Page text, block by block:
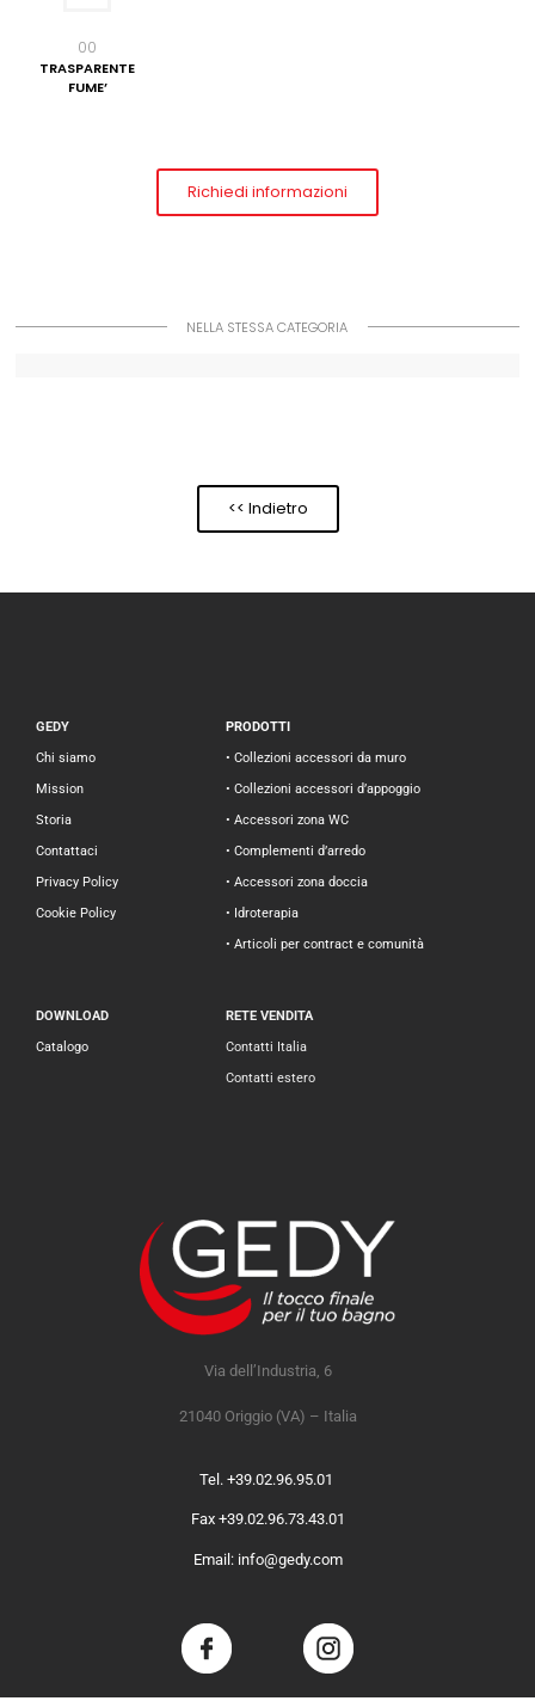
00
TRASPARENTE
FUME’
Richiedi informazioni
NELLA STESSA CATEGORIA
<< Indietro
GEDY
Chi siamo
Mission
Storia
Contattaci
Privacy Policy
Cookie Policy
PRODOTTI
• Collezioni accessori da muro
• Collezioni accessori d’appoggio
• Accessori zona WC
• Complementi d’arredo
• Accessori zona doccia
• Idroterapia
• Articoli per contract e comunità
DOWNLOAD
Catalogo
RETE VENDITA
Contatti Italia
Contatti estero
Via dell’Industria, 6
21040 Origgio (VA) – Italia
Tel. +39.02.96.95.01
Fax +39.02.96.73.43.01
Email: info@gedy.com